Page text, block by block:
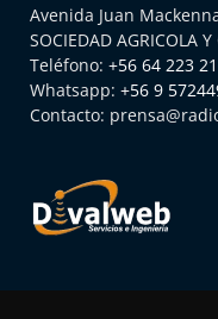
Avenida Juan
SOCIEDAD AGRICOLA
Teléfono: +56 64 223
Whatsapp: +56 9
Contacto: